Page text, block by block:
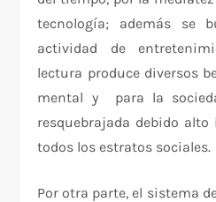
tecnología; además se
actividad de
lectura produce diversos
mental y para la
resquebrajada debido
todos los estratos sociales.
Por otra parte, el sistema